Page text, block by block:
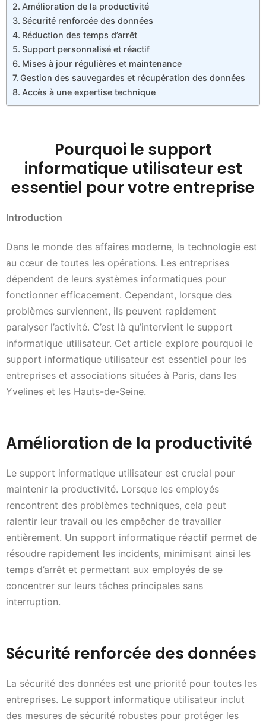
Amélioration de la productivité
Sécurité renforcée des données
Réduction des temps d’arrêt
Support personnalisé et réactif
Mises à jour régulières et maintenance
Gestion des sauvegardes et récupération des données
Accès à une expertise technique
Pourquoi le support
informatique utilisateur est
essentiel pour votre entreprise
Introduction
Dans le monde des affaires moderne, la technologie est
au cœur de toutes les opérations. Les entreprises
dépendent de leurs systèmes informatiques pour
fonctionner efficacement. Cependant, lorsque des
problèmes surviennent, ils peuvent rapidement
paralyser l’activité. C’est là qu’intervient le support
informatique utilisateur. Cet article explore pourquoi le
support informatique utilisateur est essentiel pour les
entreprises et associations situées à Paris, dans les
Yvelines et les Hauts-de-Seine.
Amélioration de la productivité
Le support informatique utilisateur est crucial pour
maintenir la productivité. Lorsque les employés
rencontrent des problèmes techniques, cela peut
ralentir leur travail ou les empêcher de travailler
entièrement. Un support informatique réactif permet de
résoudre rapidement les incidents, minimisant ainsi les
temps d’arrêt et permettant aux employés de se
concentrer sur leurs tâches principales sans
interruption.
Sécurité renforcée des données
La sécurité des données est une priorité pour toutes les
entreprises. Le support informatique utilisateur inclut
des mesures de sécurité robustes pour protéger les